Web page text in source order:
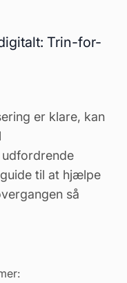
Trin-for-
er klare, kan
til at hjælpe
så